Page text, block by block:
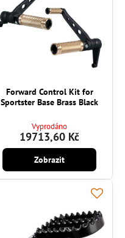
Forward Control Kit for
Sportster Base Brass Black
Vyprodáno
19713,60 Kč
Zobrazit